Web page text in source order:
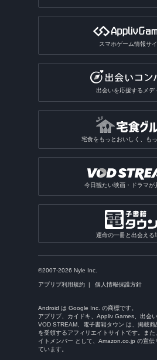
スマホゲーム情報サ
出会いを応援するメデ
宅食をもっとおいしく、も
今日観たい映画・ドラマが
運命の一冊と出会える
©2007-2026 Nyle Inc.
アプリブ利用規約 個人情報保護方針
Android は Google Inc. の商標です。
アプリブ、カイドキ、Appliv Games、出会
VOD STREAM、電子書籍タウン は、掲載
を受領するアフィリエイトサイトです。ま
イトメンバー として、Amazon.co.jp の宣伝
ています。